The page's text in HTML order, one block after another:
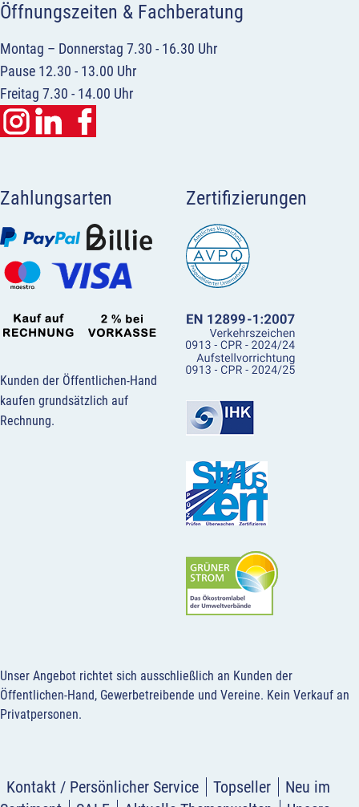
Öffnungszeiten & Fachberatung
Montag – Donnerstag 7.30 - 16.30 Uhr
Pause 12.30 - 13.00 Uhr
Freitag 7.30 - 14.00 Uhr
Zahlungsarten
Kunden der Öffentlichen-Hand
kaufen grundsätzlich auf
Rechnung.
Zertifizierungen
Unser Angebot richtet sich ausschließlich an Kunden der
Öffentlichen-Hand, Gewerbetreibende und Vereine. Kein Verkauf an
Privatpersonen.
Kontakt / Persönlicher Service Topseller
Neu im